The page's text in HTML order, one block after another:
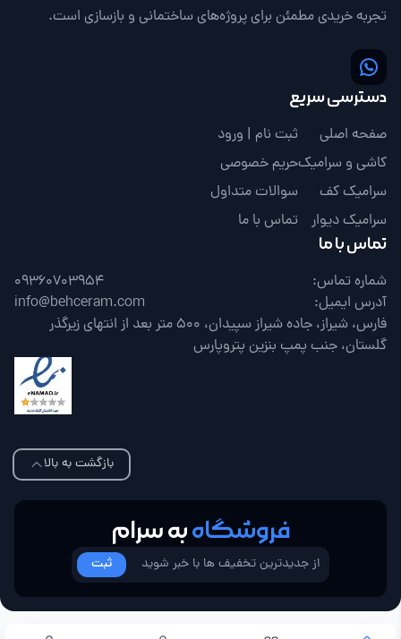
تجربه خریدی مطمئن برای پروژه‌های ساختمانی و بازسازی است.
دسترسی سریع
صفحه اصلی
کاشی و سرامیک
سرامیک کف
سرامیک دیوار
ثبت نام | ورود
حریم خصوصی
سوالات متداول
تماس با ما
تماس با ما
شماره تماس:
09360703954
آدرس ایمیل:
info@behceram.com
فارس، شیراز، جاده شیراز سپیدان، 500 متر بعد از انتهای زیرگذر
گلستان، جنب پمپ بنزین پتروپارس
بازگشت به بالا
فروشگاهبه سرام
ثبت
Copyright © 2026 . All rights reserved. | Developed by Almasi